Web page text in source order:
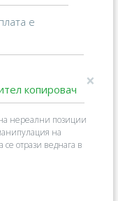
е
×
нереални позиции
на
се отрази веднага в